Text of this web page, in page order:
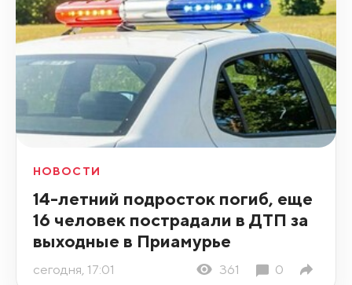
НОВОСТИ
14-летний подросток погиб, еще
16 человек пострадали в ДТП за
выходные в Приамурье
сегодня, 17:01 361 0